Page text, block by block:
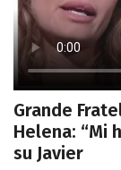
Grande
Helena: “Mi
su Javier